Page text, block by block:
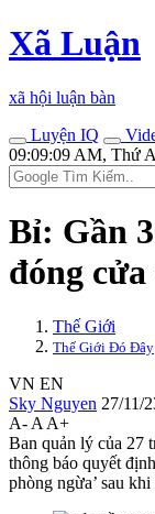
Xã Luận
xã hội luận bàn
Luyện IQ
09:09:09 AM, Thứ
Bỉ: Gần
đóng
Thế Giới
Thế Giới Đó Đây
VN EN
Sky Nguyen 27/11/
A- A A+
Ban quản lý của 27
thông báo quyết
phòng ngừa’ sau